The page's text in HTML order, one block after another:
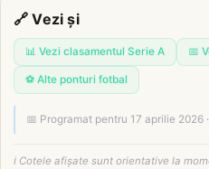
🔗 Vezi și
📊 Vezi clasamentul Serie A 📅
⚽ Alte ponturi fotbal
📅 Programat pentru 17 aprilie 2026
ℹ️ Cotele afișate sunt orientative la